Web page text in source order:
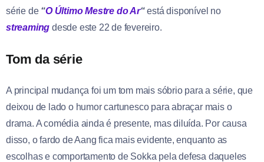
série de “O Último Mestre do Ar“ está disponível no
streaming desde este 22 de fevereiro.
Tom da série
A principal mudança foi um tom mais sóbrio para a série, que
deixou de lado o humor cartunesco para abraçar mais o
drama. A comédia ainda é presente, mas diluída. Por causa
disso, o fardo de Aang fica mais evidente, enquanto as
escolhas e comportamento de Sokka pela defesa daqueles